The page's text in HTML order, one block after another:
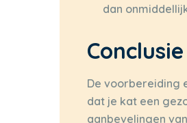
dan
Conclusie
De voorbereiding
dat je kat een
aanbevelingen